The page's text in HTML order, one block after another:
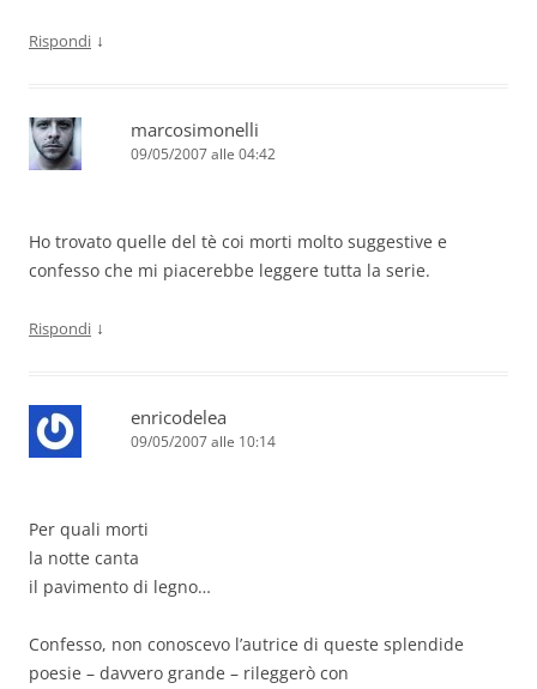
Rispondi ↓
marcosimonelli
09/05/2007 alle 04:42
Ho trovato quelle del tè coi morti molto suggestive e
confesso che mi piacerebbe leggere tutta la serie.
Rispondi ↓
enricodelea
09/05/2007 alle 10:14
Per quali morti
la notte canta
il pavimento di legno…
Confesso, non conoscevo l’autrice di queste splendide
poesie – davvero grande – rileggerò con